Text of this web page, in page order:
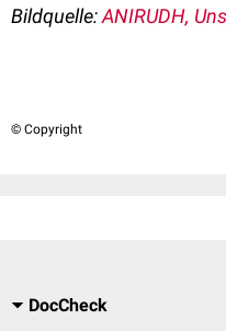
Bildquelle:ANIRUDH,
© Copyright
DocCheck